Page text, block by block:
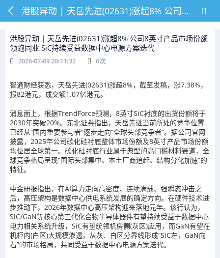
港股异动 | 天岳先进(02631)涨超8% 公司8英寸产品市场份额领跑同业 SiC持续受益数据中心电源方案迭代
港股异动 | 天岳先进(02631)涨超8% 公司8英寸产品市场份额
领跑同业 SiC持续受益数据中心电源方案迭代
2026-07-09 20:11:32 0次
智通财经获悉，天岳先进(02631)涨超8%， 截至发稿， 涨7.38%，
报82港元，成交额1.07亿港元。
消息面上，根据TrendForce预测，8英寸SiC衬底的出货份额将于
2030年突破20%。东北证券指出，天岳先进当前所处的竞争位置
已经从“国内重要参与者”逐步走向“全球头部竞争者”。据公司官网
披露，2025年公司碳化硅衬底整体市场份额及8英寸产品市场份额
均位居全球第一。碳化硅衬底行业属于典型的高门槛材料赛道，全
球竞争格局呈现“国际头部集中、本土厂商追赶、结构分化加速”的
特征。
中金研报指出，在AI算力走向高密度、连续满载、强瞬态冲击之
后，高压架构是数据中心供电系统发展的确定方向。在硬件技术进
步推动下，2026年数据中心高压架构迎来落地元年。该行认为，
SiC/GaN等核心第三代化合物半导体器件有望持续受益于数据中心
电力相关系统升级，SiC有望统领机房侧(灰区)应用，而GaN有望在
机柜内(白区)大规模渗透，从灰、白区分界线形成“SiC左，GaN向
右”的市场格局，共同受益于数据中心电源方案迭代。